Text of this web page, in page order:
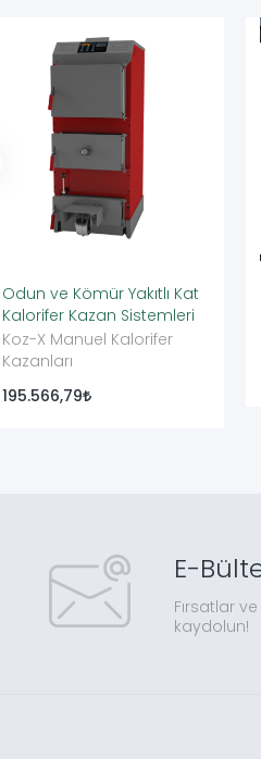
Odun ve Kömür Yakıtlı Kat
Kalorifer Kazan Sistemleri
Koz-X Manuel Kalorifer
Kazanları
195.566,79
E-
Fırsatlar
kaydolun!